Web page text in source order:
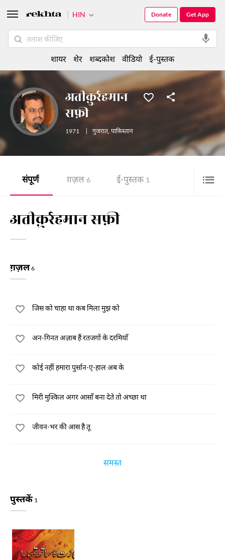
अतीक़ुर्रहमान
सफ़ी
1971 गुजरात, पाकिस्तान
संपूर्ण ग़ज़ल 6 ई-पुस्तक 1
अतीक़ुर्रहमान सफ़ी
ग़ज़ल6
जिस को चाहा था कब मिला मुझ को
अन-गिनत अज़ाब हैं रतजगों के दरमियाँ
कोई नहीं हमारा पुर्सान-ए-हाल अब के
मिरी मुश्किल अगर आसाँ बना देते तो अच्छा था
जीवन-भर की आस है तू
समस्त
पुस्तकें 1
HIN Get App
Donate
शायर शेर शब्दकोश वीडियो ई-पुस्तक